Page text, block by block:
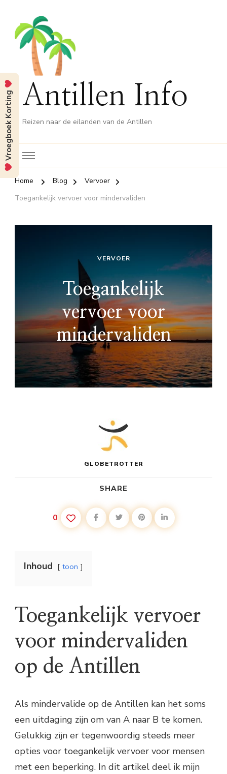
Antillen Info
Reizen naar de eilanden van de Antillen
Home Blog
Vervoer
Toegankelijk vervoer voor mindervaliden
VERVOER
Toegankelijk
vervoer voor
mindervaliden
GLOBETROTTER
SHARE
0
Inhoud toon
Toegankelijk vervoer
voor mindervaliden
op de Antillen
Als mindervalide op de Antillen kan het soms
een uitdaging zijn om van A naar B te komen.
Gelukkig zijn er tegenwoordig steeds meer
opties voor toegankelijk vervoer voor mensen
met een beperking. In dit artikel deel ik mijn
Vroegboek Korting